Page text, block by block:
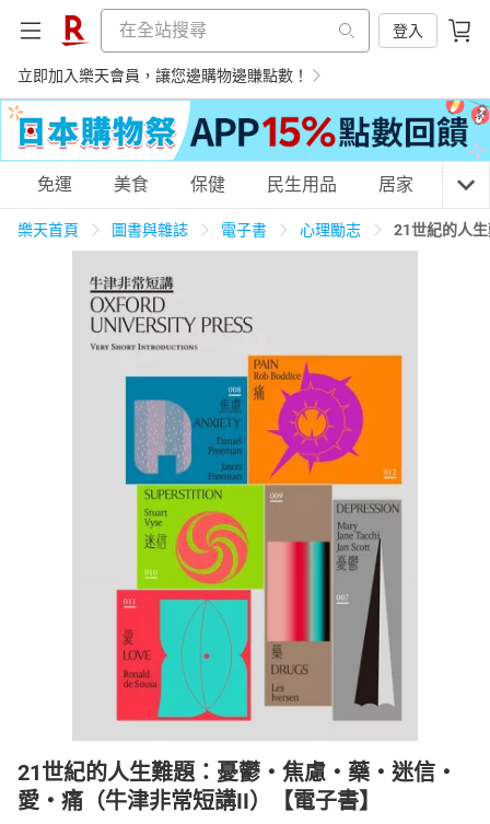
登入
立即加入樂天會員，讓您邊購物邊賺點數！
購物網分類
天天免運 美食蛋糕
運動休閒
男裝 化妝保養 情趣用品
電子/紙本書
HOT
免運 美食 保健 民生用品 居家 3C
樂天首頁 圖書與雜誌 電子書 心理勵志 21世紀的人
21世紀的人生難題：憂鬱‧焦慮‧藥‧迷信‧
愛‧痛（牛津非常短講II）【電子書】